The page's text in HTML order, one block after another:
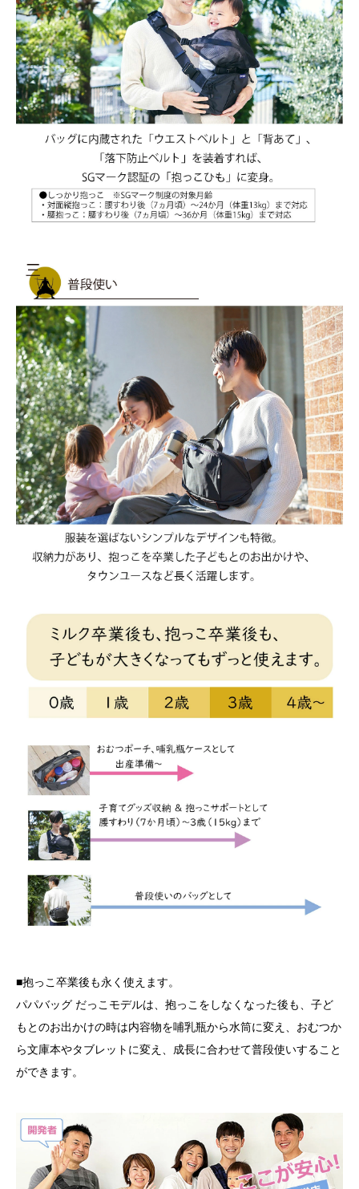
■抱っこ卒業後も永く使えます。
パパバッグ だっこモデルは、抱っこをしなくなった後も、子ど
もとのお出かけの時は内容物を哺乳瓶から水筒に変え、おむつか
ら文庫本やタブレットに変え、成長に合わせて普段使いすること
ができます。